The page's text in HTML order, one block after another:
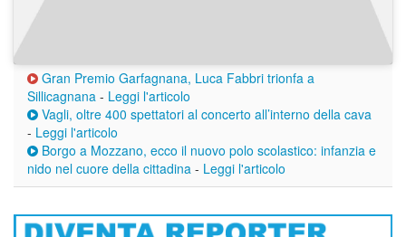
Gran Premio Garfagnana, Luca Fabbri trionfa a
Sillicagnana - Leggi l'articolo
Vagli, oltre 400 spettatori al concerto all’interno della cava
- Leggi l'articolo
Borgo a Mozzano, ecco il nuovo polo scolastico: infanzia e
nido nel cuore della cittadina - Leggi l'articolo